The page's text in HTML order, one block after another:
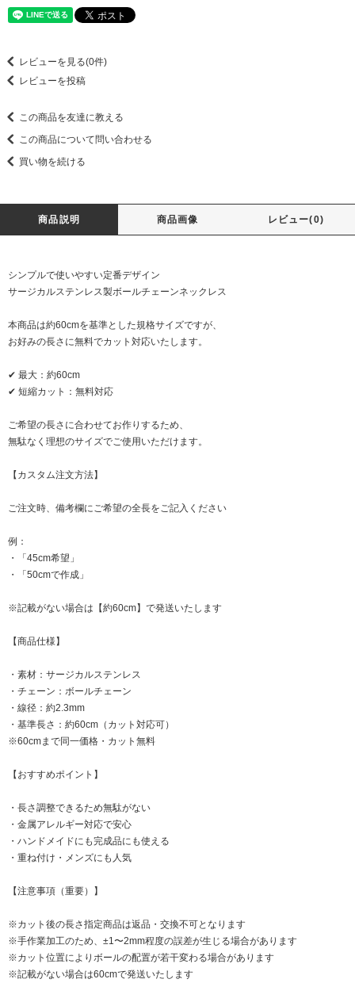
レビューを見る(0件)
レビューを投稿
この商品を友達に教える
この商品について問い合わせる
買い物を続ける
商品説明 商品画像 レビュー(0)
シンプルで使いやすい定番デザイン
サージカルステンレス製ボールチェーンネックレス
本商品は約60cmを基準とした規格サイズですが、
お好みの長さに無料でカット対応いたします。
✔ 最大：約60cm
✔ 短縮カット：無料対応
ご希望の長さに合わせてお作りするため、
無駄なく理想のサイズでご使用いただけます。
【カスタム注文方法】
ご注文時、備考欄にご希望の全長をご記入ください
例：
・「45cm希望」
・「50cmで作成」
※記載がない場合は【約60cm】で発送いたします
【商品仕様】
・素材：サージカルステンレス
・チェーン：ボールチェーン
・線径：約2.3mm
・基準長さ：約60cm（カット対応可）
※60cmまで同一価格・カット無料
【おすすめポイント】
・長さ調整できるため無駄がない
・金属アレルギー対応で安心
・ハンドメイドにも完成品にも使える
・重ね付け・メンズにも人気
【注意事項（重要）】
※カット後の長さ指定商品は返品・交換不可となります
※手作業加工のため、±1〜2mm程度の誤差が生じる場合があります
※カット位置によりボールの配置が若干変わる場合があります
※記載がない場合は60cmで発送いたします